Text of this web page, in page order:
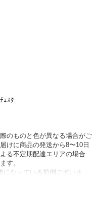
ｪｽﾀｰ
のものと色が異なる場合がご
けに商品の発送から8〜10日
る不定期配達エリアの場合
す。
なっている前例ございま
接連絡が入ります。